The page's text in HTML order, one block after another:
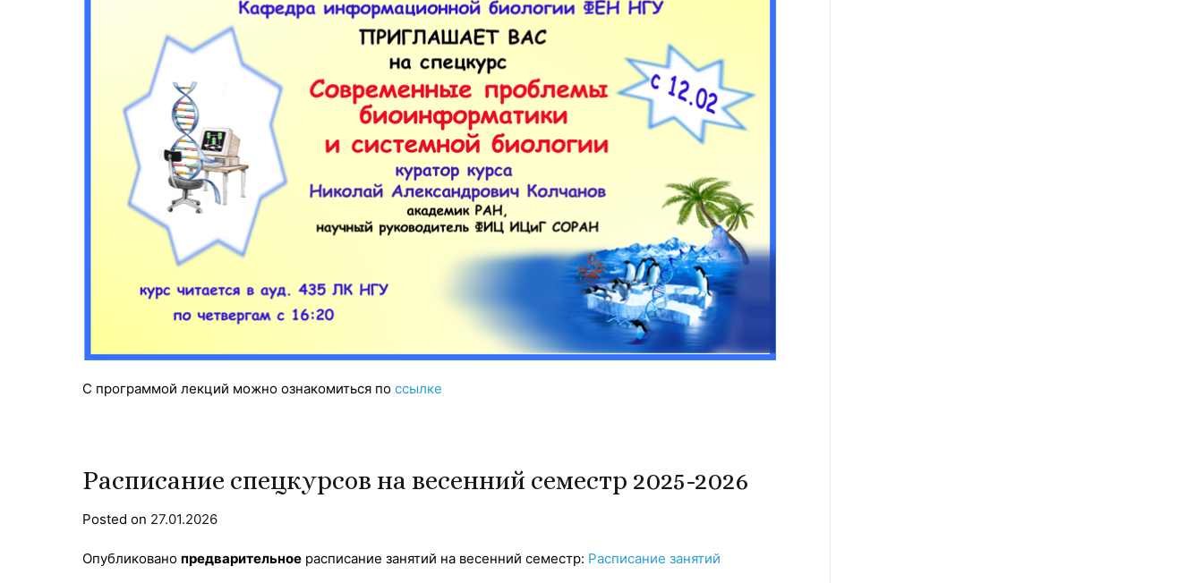
С программой лекций можно ознакомиться по ссылке
Расписание спецкурсов на весенний семестр 2025-2026
Posted on 27.01.2026
Опубликовано предварительное расписание занятий на весенний семестр: Расписание занятий